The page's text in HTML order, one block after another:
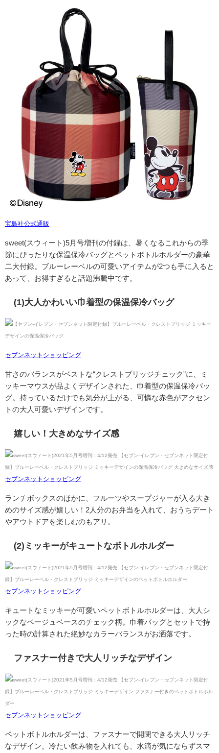
宝島社公式通販
sweet(スウィート)5月号増刊の付録は、暑くなるこれからの季
節にぴったりな保温保冷バッグとペットボトルホルダーの豪華
二大付録。ブルーレーベルの可愛いアイテムが2つも手に入ると
あって、お得すぎると話題沸騰中です。
(1)大人かわいい巾着型の保温保冷バッグ
セブンネットショッピング
甘さのバランスがベストな“クレストブリッジチェック”に、ミ
ッキーマウスが品よくデザインされた、巾着型の保温保冷バッ
グ。持っているだけでも気分が上がる、可憐な赤色がアクセン
トの大人可愛いデザインです。
嬉しい！大きめなサイズ感
セブンネットショッピング
ランチボックスのほかに、フルーツやスープジャーが入る大き
めのサイズ感が嬉しい！2人分のお弁当を入れて、おうちデート
やアウトドアを楽しむのもアリ。
(2)ミッキーがキュートなボトルホルダー
セブンネットショッピング
キュートなミッキーが可愛いペットボトルホルダーは、大人シ
ックなベージュベースのチェック柄。巾着バッグとセットで持
った時の計算された絶妙なカラーバランスがお洒落です。
ファスナー付きで大人リッチなデザイン
セブンネットショッピング
ペットボトルホルダーは、ファスナーで開閉できる大人リッチ
なデザイン。冷たい飲み物を入れても、水滴が気にならずスマ